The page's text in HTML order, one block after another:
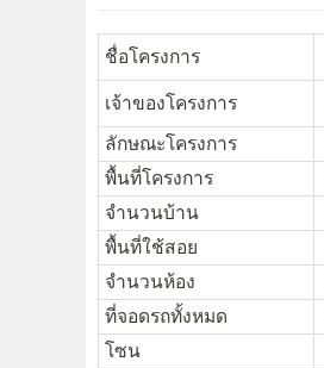
ชื่อโครงการ
เจ้าของโครงการ
ลักษณะโครงการ
พื้นที่โครงการ
จำนวนบ้าน
พื้นที่ใช้สอย
จำนวนห้อง
ที่จอดรถทั้งหมด
โซน